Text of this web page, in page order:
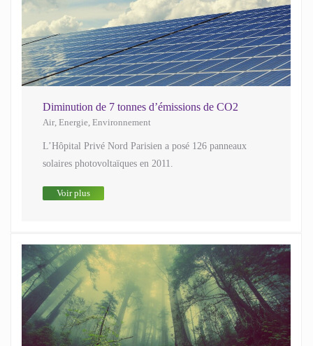
Diminution de 7 tonnes d’émissions de CO2
Air, Energie Environnement
L’Hôpital Privé Nord Parisien a posé 126 panneaux
solaires photovoltaïques en 2011.
Voir plus